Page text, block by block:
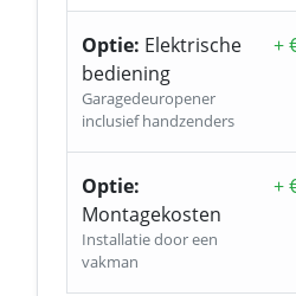
Optie: Elektrische
bediening
Garagedeuropener
inclusief handzenders
+
Optie:
Montagekosten
Installatie door een
vakman
+